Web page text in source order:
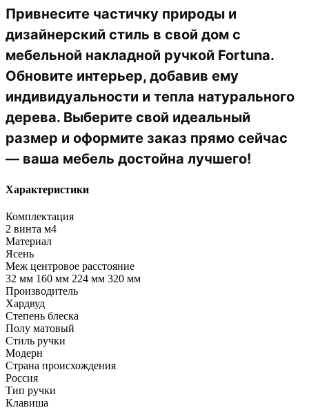
Привнесите частичку природы и
дизайнерский стиль в свой дом с
мебельной накладной ручкой Fortuna.
Обновите интерьер, добавив ему
индивидуальности и тепла натурального
дерева. Выберите свой идеальный
размер и оформите заказ прямо сейчас
— ваша мебель достойна лучшего!
Характеристики
Комплектация
2 винта м4
Материал
Ясень
Меж центровое расстояние
32 мм 160 мм 224 мм 320 мм
Производитель
Хардвуд
Степень блеска
Полу матовый
Стиль ручки
Модерн
Страна происхождения
Россия
Тип ручки
Клавиша